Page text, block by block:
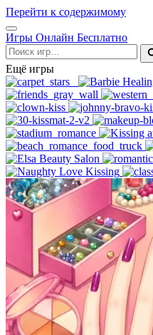
Перейти к содержимому
Открыть
меню
Игры Онлайн Бесплатно
Поиск
Ещё игры